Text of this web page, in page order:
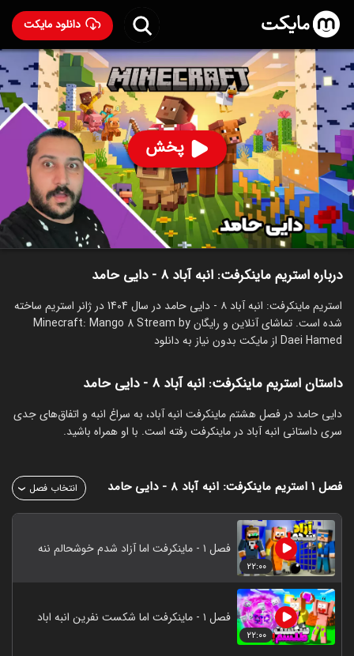
دانلود مایکت
پخش
استریم ماینکرفت: انبه آباد ۸ - دایی حامد ساخت 1404
۶۸ 98% دایی حامد
ساخت ایران سال 1404
رده سنی ۱۳+
استریم
توضیحات قسمت‌ها سریال‌های مشابه
درباره استریم ماینکرفت: انبه آباد ۸ - دایی حامد
استریم ماینکرفت: انبه آباد ۸ - دایی حامد در سال 1404 در ژانر استریم ساخته
شده است. تماشای آنلاین و رایگان Minecraft: Mango 8 Stream by
Daei Hamed از مایکت بدون نیاز به دانلود
داستان استریم ماینکرفت: انبه آباد ۸ - دایی حامد
‏دایی حامد در فصل هشتم ماینکرفت انبه آباد، به سراغ انبه و اتفاق‌های جدی
سری داستانی انبه آباد در ماینکرفت رفته است. با او همراه باشید.
فصل ۱ استریم ماینکرفت: انبه آباد ۸ - دایی حامد انتخاب فصل
۲۲:۰۰
فصل ۱ - ماینکرفت اما آزاد شدم خوشحالم ننه
۲۲:۰۰
فصل ۱ - ماینکرفت اما شکست نفرین انبه اباد